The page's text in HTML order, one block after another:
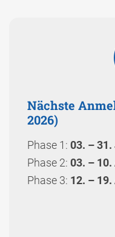
Nächste
2026)
Phase 1: 03. –
Phase 2: 03. –
Phase 3: 12. –